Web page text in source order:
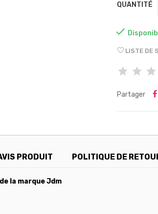
QUANTITÉ

LISTE DE
Partager
PRODUIT POLITIQUE DE
la marque Jdm